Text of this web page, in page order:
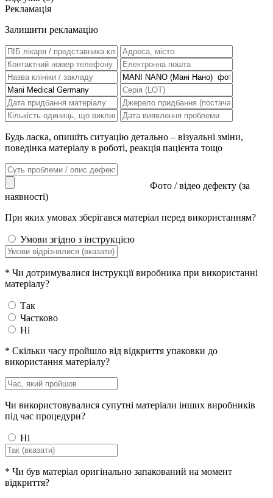
Рекламація
Залишити рекламацію
Будь ласка, опишіть ситуацію детально – візуальні зміни,
поведінка матеріалу в роботі, реакція пацієнта тощо
Фото / відео дефекту (за
наявності)
При яких умовах зберігався матеріал перед використанням?
Умови згідно з інструкцією
* Чи дотримувалися інструкції виробника при використанні
матеріалу?
Так
Частково
Ні
* Скільки часу пройшло від відкриття упаковки до
використання матеріалу?
Чи використовувалися супутні матеріали інших виробників
під час процедури?
Ні
* Чи був матеріал оригінально запакований на момент
відкриття?